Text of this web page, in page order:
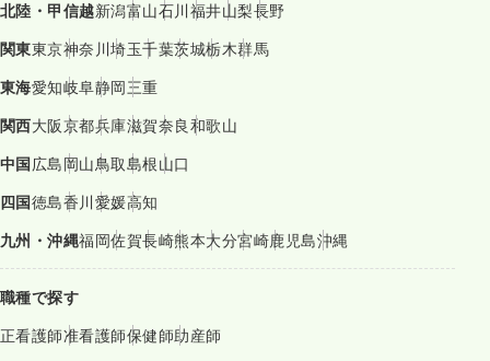
北陸・甲信越新潟富山石川福井山梨長野
関東東京神奈川埼玉千葉茨城栃木群馬
東海愛知岐阜静岡三重
関西大阪京都兵庫滋賀奈良和歌山
中国広島岡山鳥取島根山口
四国徳島香川愛媛高知
九州・沖縄福岡佐賀長崎熊本大分宮崎鹿児島沖縄
職種で探す
正看護師准看護師保健師助産師